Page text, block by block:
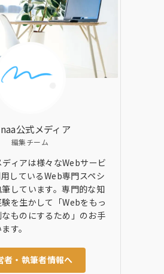
公式メディア
編集チーム
ィアは様々なWebサービ
しているWeb専門スペシ
しています。専門的な知
を生かして「Webをもっ
ものにするため」のお手
す。
者・執筆者情報へ